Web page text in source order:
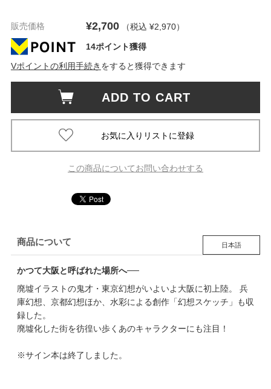
販売価格 ¥2,700 （税込 ¥2,970）
14ポイント獲得
Vポイントの利用手続き をすると獲得できます
ADD TO CART
この商品についてお問い合わせする
商品について 日本語
かつて大阪と呼ばれた場所へ──
廃墟イラストの鬼才・東京幻想がいよいよ大阪に初上陸。 兵
庫幻想、京都幻想ほか、水彩による創作「幻想スケッチ」も収
録した。
廃墟化した街を彷徨い歩くあのキャラクターにも注目！
※サイン本は終了しました。